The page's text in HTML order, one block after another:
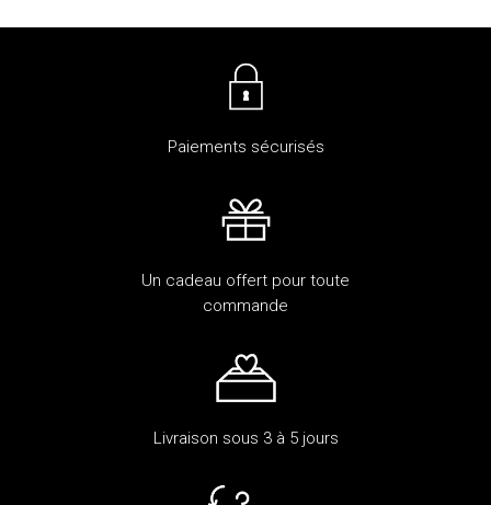
Paiements sécurisés
Un cadeau offert pour toute
commande
Livraison sous 3 à 5 jours